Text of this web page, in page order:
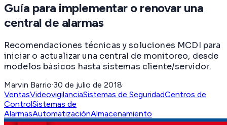
Guía para implementar o renovar una
central de alarmas
Recomendaciones técnicas y soluciones MCDI para
iniciar o actualizar una central de monitoreo, desde
modelos básicos hasta sistemas cliente/servidor.
Marvin Barrio·30 de julio de 2018·
VentasVideovigilanciaSistemas de SeguridadCentros de
ControlSistemas de
AlarmasAutomatizaciónAlmacenamiento